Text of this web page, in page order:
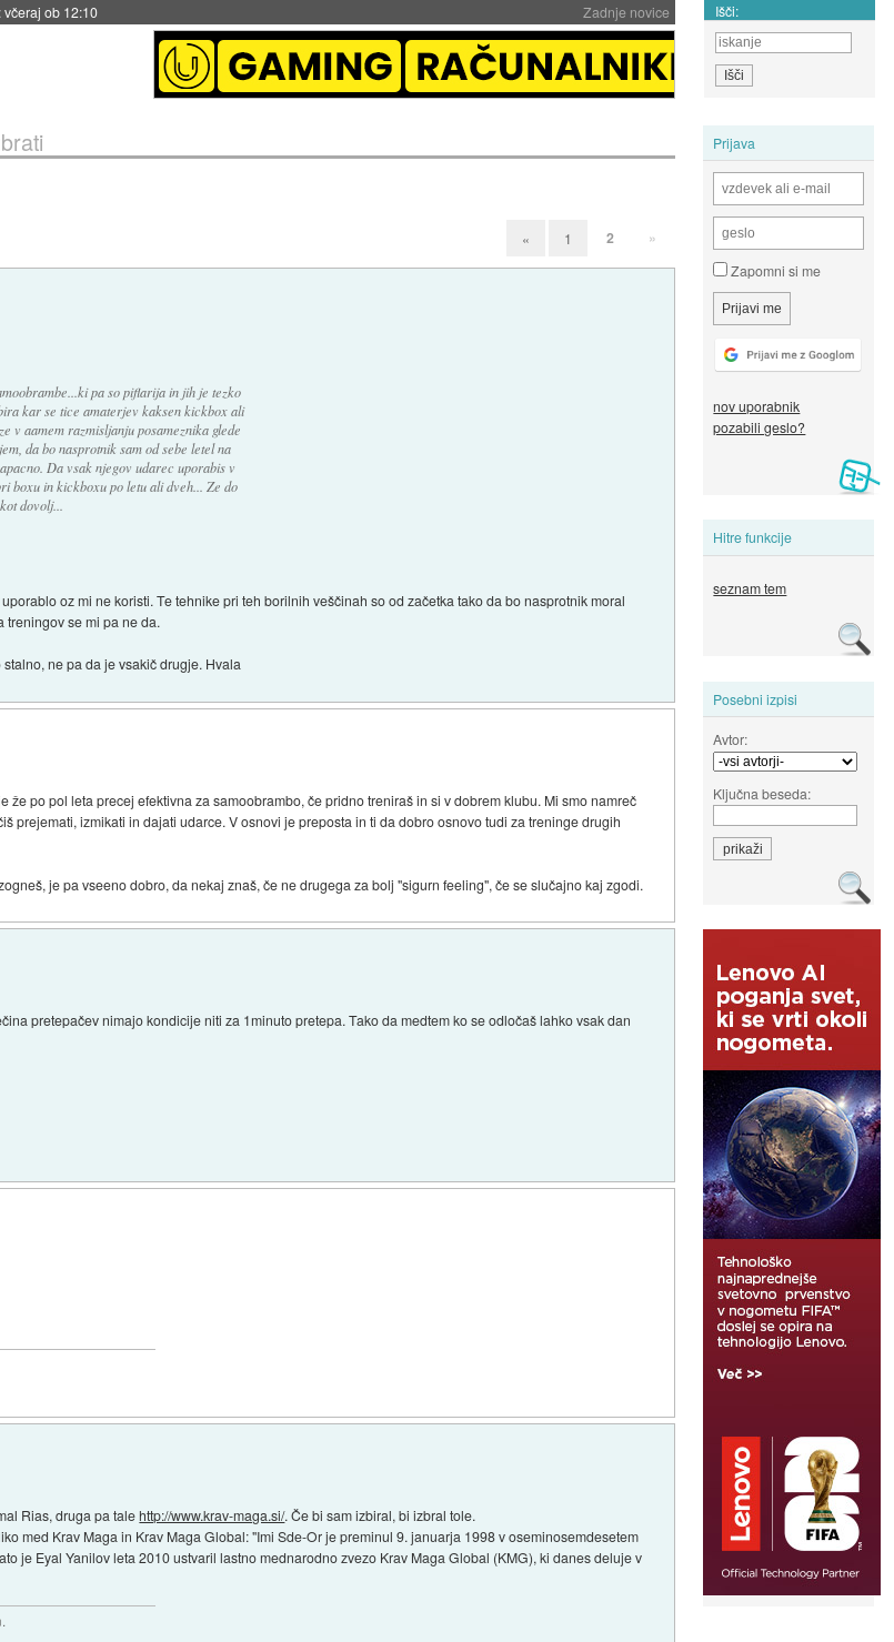
Zadnje novice
::včeraj ob 11:37 Išči:
Prijava
Zapomni si me
nov uporabnik
pozabili geslo?
Hitre funkcije
seznam tem
Posebni izpisi
Avtor:
Ključna beseda:
« 1 2 »
pa so piflarija in jih je tezko
kar se tice amaterjev kaksen kickbox ali
v aamem razmisljanju posameznika glede
da bo nasprotnik sam od sebe letel na
Da vsak njegov udarec uporabis v
boxu in kickboxu po letu ali dveh... Ze do
dovolj...
oz mi ne koristi. Te tehnike pri teh borilnih veščinah so od začetka tako da bo nasprotnik moral
treningov se mi pa ne da.
ne pa da je vsakič drugje. Hvala
po pol leta precej efektivna za samoobrambo, če pridno treniraš in si v dobrem klubu. Mi smo namreč
prejemati, izmikati in dajati udarce. V osnovi je preposta in ti da dobro osnovo tudi za treninge drugih
je pa vseeno dobro, da nekaj znaš, če ne drugega za bolj "sigurn feeling", če se slučajno kaj zgodi.
pretepačev nimajo kondicije niti za 1minuto pretepa. Tako da medtem ko se odločaš lahko vsak dan
Rias, druga pa talehttp://www.krav-maga.si/. Če bi sam izbiral, bi izbral tole.
med Krav Maga in Krav Maga Global: "Imi Sde-Or je preminul 9. januarja 1998 v oseminosemdesetem
je Eyal Yanilov leta 2010 ustvaril lastno mednarodno zvezo Krav Maga Global (KMG), ki danes deluje v